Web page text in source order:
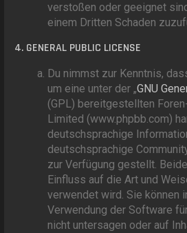
verstoßen oder geeignet
einem Dritten Schaden
4. GENERAL PUBLIC LICENSE
Du nimmst zur Kenntnis,
um eine unter der „GNU
(GPL) bereitgestellten
Limited (www.phpbb.com)
deutschsprachige
deutschsprachige
zur Verfügung gestellt.
Einfluss auf die Art und
verwendet wird. Sie können
Verwendung der Software
nicht untersagen oder auf